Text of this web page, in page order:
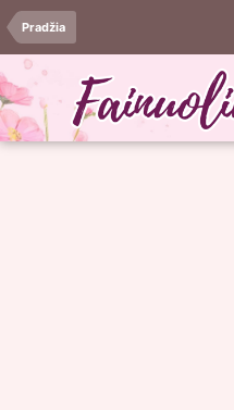
Pradžia